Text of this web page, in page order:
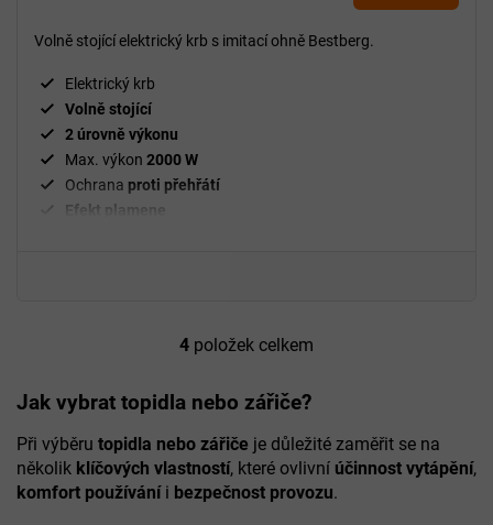
5,0
5
hvězdiček.
Volně stojící elektrický krb s imitací ohně Bestberg.
Elektrický krb
Volně stojící
2 úrovně výkonu
Max. výkon 2000 W
Ochrana proti přehřátí
Efekt plamene
O
l
á
d
a
c
í
4 položek celkem
Jak vybrat topidla nebo zářiče?
Při výběru topidla nebo zářiče je důležité zaměřit se na
několik klíčových vlastností, které ovlivní účinnost vytápění,
komfort používáníi bezpečnost provozu.